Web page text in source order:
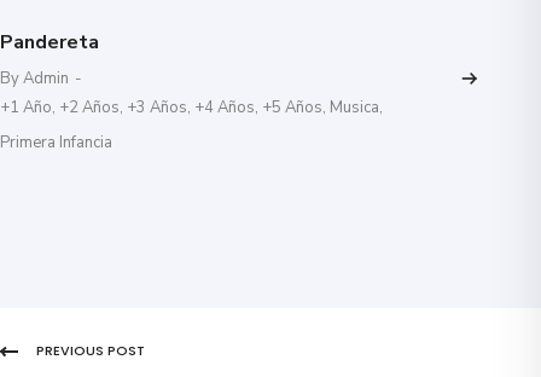
Pandereta
By Admin -
+1 Año, +2 Años, +3 Años, +4 Años, +5 Años, Musica,
Primera Infancia
PREVIOUS POST